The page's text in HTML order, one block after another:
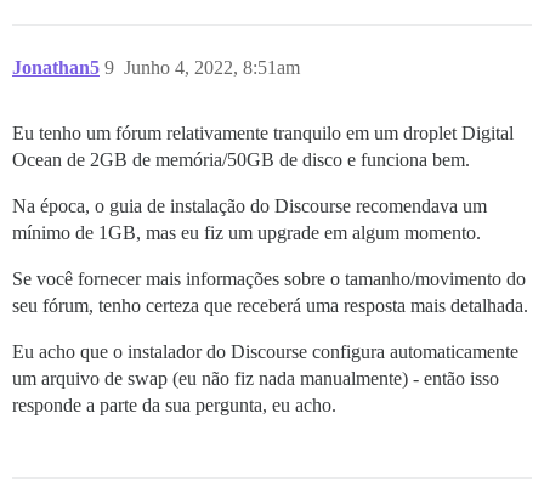
Jonathan5 Junho 4, 2022, 8:51am
9
Eu tenho um fórum relativamente tranquilo em um droplet Digital
Ocean de 2GB de memória/50GB de disco e funciona bem.
Na época, o guia de instalação do Discourse recomendava um
mínimo de 1GB, mas eu fiz um upgrade em algum momento.
Se você fornecer mais informações sobre o tamanho/movimento do
seu fórum, tenho certeza que receberá uma resposta mais detalhada.
Eu acho que o instalador do Discourse configura automaticamente
um arquivo de swap (eu não fiz nada manualmente) - então isso
responde a parte da sua pergunta, eu acho.